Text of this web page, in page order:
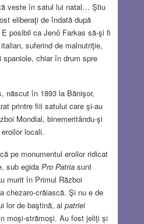
veste în satul lui natal… Ştiu
eliberaţi de îndată după
E posibil ca Jenő Farkas să-şi fi
suferind de malnutriţie,
chiar în drum spre
născut în 1893 la Bănişor,
printre fiii satului care şi-au
Mondial, binemeritându-şi
locali.
pe monumentul eroilor ridicat
sub egida Pro Patriasunt
murit în Primul Război
chezaro-crăiască. Şi nu e de
lor de baştină, ai patriei
moşi-strămoşi. Au fost jeliţi şi